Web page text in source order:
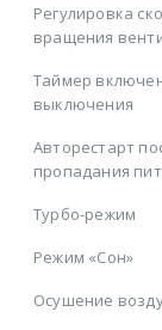
Регулировка
вращения
Таймер
выключения
Авторестарт
пропадания
Турбо-режим
Режим «Сон»
Осушение